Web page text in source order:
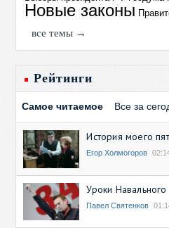
Новые законы
все темы →
Рейтинги
Самое читаемое Все за
История моего
Егор Холмогоров
Уроки Навального
Павел Святенков